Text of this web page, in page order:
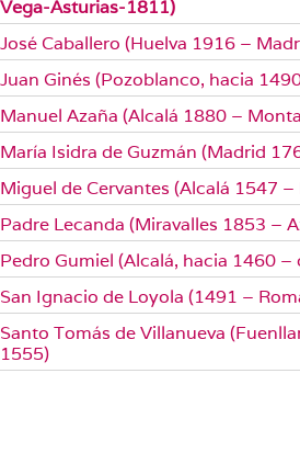
Vega-Asturias-1811)
José Caballero (Huelva 1916 –
Juan Ginés (Pozoblanco, hacia
Manuel Azaña (Alcalá 1880 –
María Isidra de Guzmán (Madrid
Miguel de Cervantes (Alcalá 1547
Padre Lecanda (Miravalles 1853 –
Pedro Gumiel (Alcalá, hacia 1460 –
San Ignacio de Loyola (1491 –
Santo Tomás de Villanueva
1555)